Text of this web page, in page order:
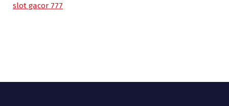
slot gacor 777